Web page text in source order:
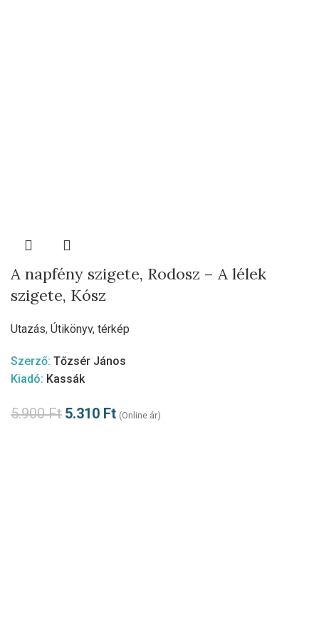
A napfény szigete, Rodosz – A lélek
szigete, Kósz
Utazás, Útikönyv, térkép
Szerző: Tőzsér János
Kiadó: Kassák
5.900Ft 5.310 Ft (Online ár)